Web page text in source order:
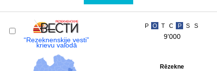
“Rezeknenskije vesti”
krievu valodā
P O T C P S S
9'000
Rēzekne